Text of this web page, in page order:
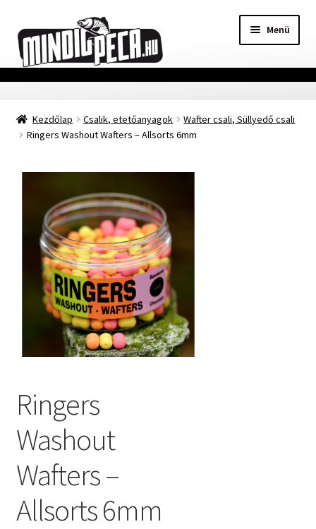
a
navigációhoz
a
tartalomba
Menü
Főoldal
Adatvédelmi nyilatkozat
Szállítási Információ
Kapcsolat
Márkák
Mohosz Versenynaptár 2025
Kezdőlap Csalik, etetőanyagok
Wafter csali, Süllyedő csali
Ringers Washout Wafters – Allsorts 6mm
Ringers
Washout
Wafters –
Allsorts 6mm